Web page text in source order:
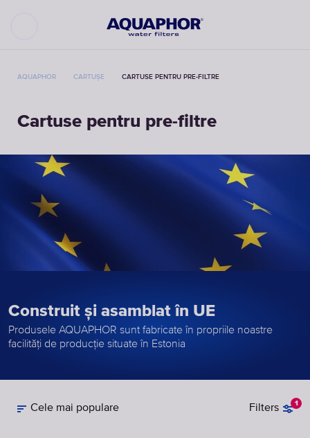
AQUAPHOR CARTUȘE CARTUSE PENTRU PRE-FILTRE
Cartuse pentru pre-filtre
Construit și asamblat în UE
Produsele AQUAPHOR sunt fabricate în propriile noastre
facilități de producție situate în Estonia
Filters 1
Cele mai populare